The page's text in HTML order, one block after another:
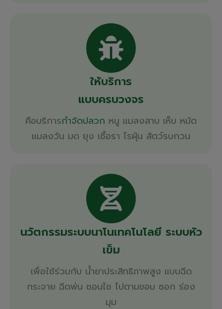
ให้บริการ
แบบครบวงจร
คือบริการกำจัดปลวก หนู แมลงสาบ เห็บ หมัด
แมลงวัน มด ยุง เชื้อรา ไรฝุ่น สัตว์รบกวน
นวัตกรรมระบบนาโนเทคโนโลยีระบบหัว
เข็ม
เพื่อใช้ร่วมกับ น้ำยาประสิทธิภาพสูง แบบฉีด
กระจาย ฉีดพ่น ชอนไช ไปตามขอบ ซอก ร่อง
มุม